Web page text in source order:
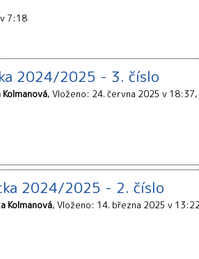
7:18
2024/2025 - 3. číslo
Kolmanová Vloženo: 24. června 2025 v 18:37
2024/2025 - 2. číslo
Kolmanová Vloženo: 14. března 2025 v